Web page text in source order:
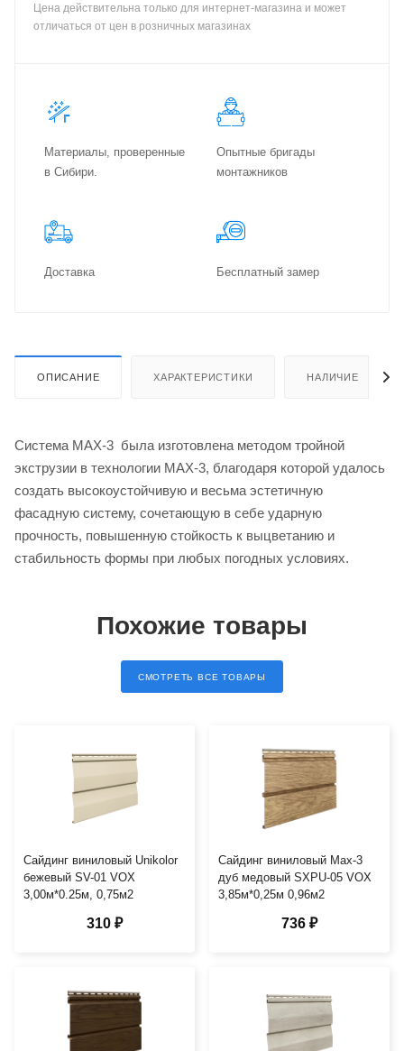
Цена действительна только для интернет-магазина и может
отличаться от цен в розничных магазинах
Материалы, проверенные
в Сибири.
Опытные бригады
монтажников
Доставка Бес­плат­ный замер
ОПИСАНИЕ ХАРАКТЕРИСТИКИ НАЛИЧИЕ
Система MAX-3 была изготовлена методом тройной
экструзии в технологии MAX-3, благодаря которой удалось
создать высокоустойчивую и весьма эстетичную
фасадную систему, сочетающую в себе ударную
прочность, повышенную стойкость к выцветанию и
стабильность формы при любых погодных условиях.
Похожие товары
СМОТРЕТЬ ВСЕ ТОВАРЫ
Сайдинг виниловый Unikolor
бежевый SV-01 VOX
3,00м*0.25м, 0,75м2
310 ₽
Сайдинг виниловый Мах-3
дуб медовый SXPU-05 VOX
3,85м*0,25м 0,96м2
736 ₽